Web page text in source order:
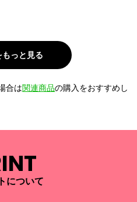
合は関連商品の購入をおすすめし
について